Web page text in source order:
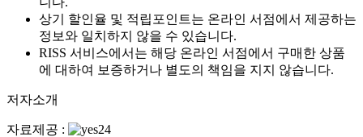
상기 할인율 및 적립포인트는 온라인 서점에서 제공하는
정보와 일치하지 않을 수 있습니다.
RISS 서비스에서는 해당 온라인 서점에서 구매한 상품
에 대하여 보증하거나 별도의 책임을 지지 않습니다.
저자소개
자료제공 :